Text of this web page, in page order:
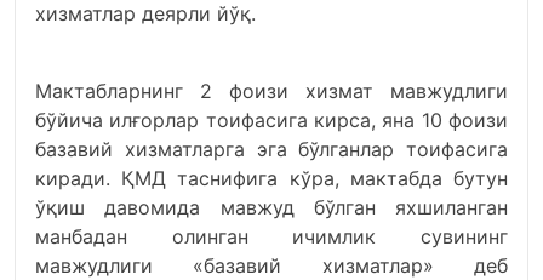
хизматлар деярли йўқ.
Мактабларнинг 2 фоизи хизмат мавжудлиги
бўйича илғорлар тоифасига кирса, яна 10 фоизи
базавий хизматларга эга бўлганлар тоифасига
киради. ҚМД таснифига кўра, мактабда бутун
ўқиш давомида мавжуд бўлган яхшиланган
манбадан олинган ичимлик сувининг
мавжудлиги «базавий хизматлар» деб